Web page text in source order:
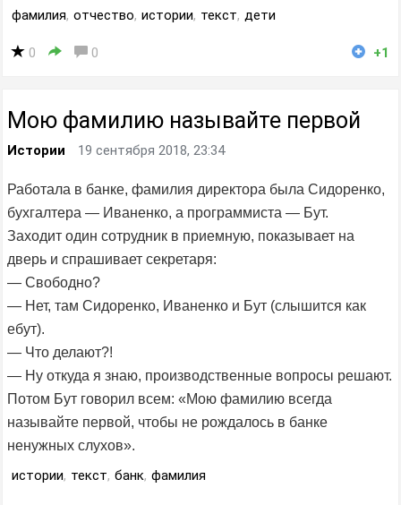
фамилия, отчество, истории, текст, дети
0 0 +1
Мою фамилию называйте первой
Истории 19 сентября 2018, 23:34
Работала в банке, фамилия директора была Сидоренко,
бухгалтера — Иваненко, а программиста — Бут.
Заходит один сотрудник в приемную, показывает на
дверь и спрашивает секретаря:
— Свободно?
— Нет, там Сидоренко, Иваненко и Бут (слышится как
ебут).
— Что делают?!
— Ну откуда я знаю, производственные вопросы решают.
Потом Бут говорил всем: «Мою фамилию всегда
называйте первой, чтобы не рождалось в банке
ненужных слухов».
истории, текст, банк, фамилия